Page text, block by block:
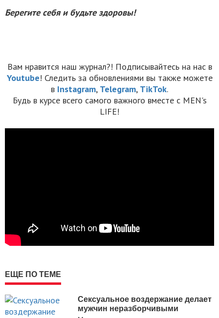
Берегите себя и будьте здоровы!
Вам нравится наш журнал?! Подписывайтесь на нас в
Youtube! Следить за обновлениями вы также можете
в Instagram, Telegram, TikTok.
Будь в курсе всего самого важного вместе с MEN's
LIFE!
ЕЩЕ ПО ТЕМЕ
Сексуальное воздержание делает
мужчин неразборчивыми